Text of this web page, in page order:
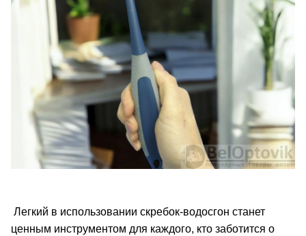
Легкий в использовании скребок-водосгон станет
ценным инструментом для каждого, кто заботится о